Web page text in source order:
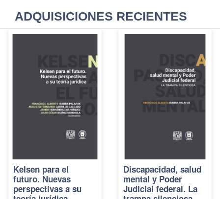
ADQUISICIONES RECIENTES
Kelsen para el
futuro. Nuevas
perspectivas a su
Discapacidad, salud
mental y Poder
Judicial federal. La